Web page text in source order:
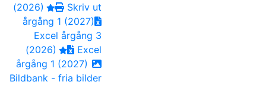
(2026)
Skriv ut
årgång 1 (2027)
Excel årgång 3
(2026)
Excel
årgång 1 (2027)
Bildbank - fria bilder